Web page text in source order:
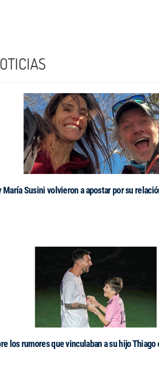
María Susini volvieron a apostar por su
los rumores que vinculaban a su hijo Thiago